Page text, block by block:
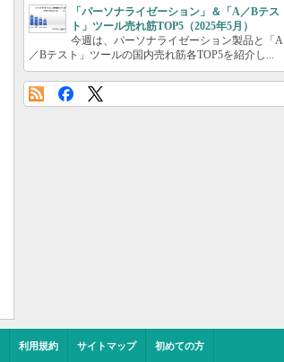
「パーソナライゼーション」＆「A／Bテス
ト」ツール売れ筋TOP5（2025年5月）
今週は、パーソナライゼーション製品と「A
／Bテスト」ツールの国内売れ筋各TOP5を紹介し...
利用規約 サイトマップ 初めての方